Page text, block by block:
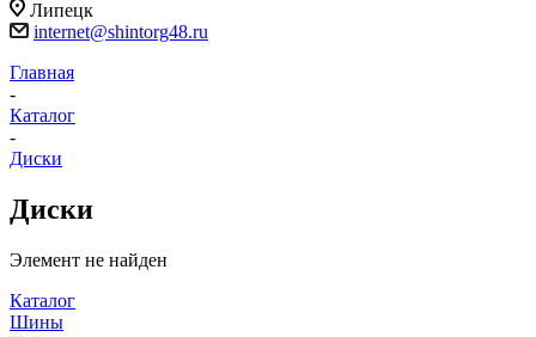
Липецк
internet@shintorg48.ru
Главная
-
Каталог
-
Диски
Диски
Элемент не найден
Каталог
Шины